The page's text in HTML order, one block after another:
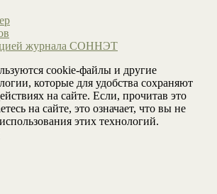
журнала СОННЭТ
cookie-файлы и другие
которые для удобства сохраняют
на сайте. Если, прочитав это
на сайте, это означает, что вы не
этих технологий.